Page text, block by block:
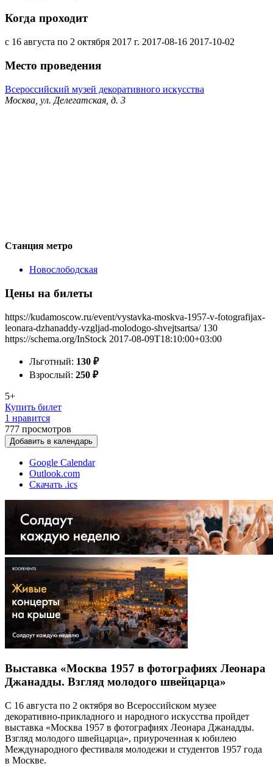
Когда проходит
с 16 августа по 2 октября 2017 г. 2017-08-16 2017-10-02
Место проведения
Всероссийский музей декоративного искусства
Москва, ул. Делегатская, д. 3
Станция метро
Новослободская
Цены на билеты
https://kudamoscow.ru/event/vystavka-moskva-1957-v-fotografijax-
leonara-dzhanaddy-vzgljad-molodogo-shvejtsartsa/ 130
https://schema.org/InStock 2017-08-09T18:10:00+03:00
Льготный: 130 ₽
Взрослый: 250 ₽
5+
Купить билет
1 нравится
777 просмотров
Добавить в календарь
Google Calendar
Outlook.com
Скачать .ics
Выставка «Москва 1957 в фотографиях Леонара
Джанадды. Взгляд молодого швейцарца»
С 16 августа по 2 октября во Всероссийском музее
декоративно-прикладного и народного искусства пройдет
выставка «Москва 1957 в фотографиях Леонара Джанадды.
Взгляд молодого швейцарца», приуроченная к юбилею
Международного фестиваля молодежи и студентов 1957 года
в Москве.